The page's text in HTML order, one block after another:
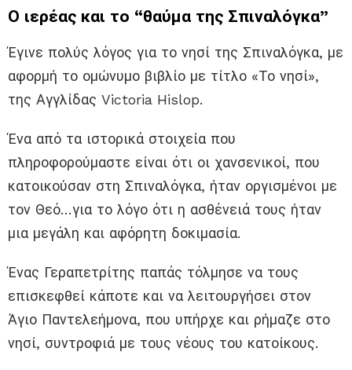
Ο ιερέας και το “θαύμα της Σπιναλόγκα”
Έγινε πολύς λόγος για το νησί της Σπιναλόγκα, με
αφορμή το ομώνυμο βιβλίο με τίτλο «Το νησί»,
της Αγγλίδας Victoria Hislop.
Ένα από τα ιστορικά στοιχεία που
πληροφορούμαστε είναι ότι οι χανσενικοί, που
κατοικούσαν στη Σπιναλόγκα, ήταν οργισμένοι με
τον Θεό…για το λόγο ότι η ασθένειά τους ήταν
μια μεγάλη και αφόρητη δοκιμασία.
Ένας Γεραπετρίτης παπάς τόλμησε να τους
επισκεφθεί κάποτε και να λειτουργήσει στον
Άγιο Παντελεήμονα, που υπήρχε και ρήμαζε στο
νησί, συντροφιά με τους νέους του κατοίκους.